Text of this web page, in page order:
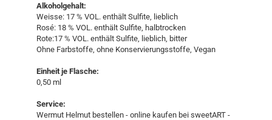
Alkoholgehalt:
Weisse: 17 % VOL. enthält Sulfite, lieblich
Rosé: 18 % VOL. enthält Sulfite, halbtrocken
Rote:17 % VOL. enthält Sulfite, lieblich, bitter
Ohne Farbstoffe, ohne Konservierungsstoffe, Vegan
Einheit je Flasche:
0,50 ml
Service:
Wermut Helmut bestellen - online kaufen bei sweetART -